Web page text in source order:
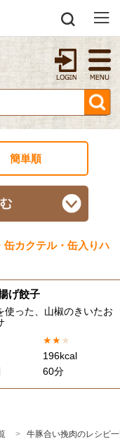
簡単順
カクテル・缶入りハ
げ餃子
使った、山椒のきいたお
★★★
196kcal
60分
牛豚合い挽肉のレシピ